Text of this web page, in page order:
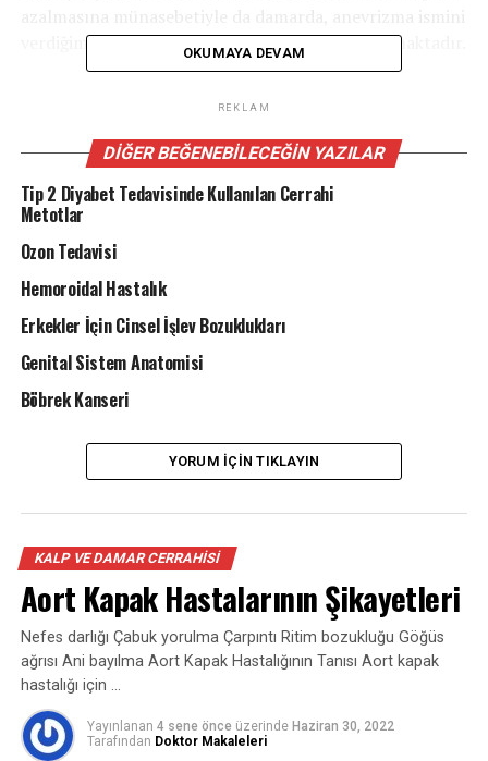
verdiğimiz, genişlemenin yaşanmasına sebep olmaktadır.
noktalarda genişleme ve bu genişlemeye bağlı olarak
balonlaşma meydana gelmesidir. Aort içinde
pompalanan kanın sebep olduğu basınç, zayıflayan
damar duvarının bir balon üzere dışarıya hakikat
genişlemesine sebep olmaktadır.
gelebilmektedir. Meydana geldiği yer, anevrizmanın
tipini belirlemektedir.
Aort Anevrizması Çeşitleri Nelerdir?
cinslere ayrılmakta ve isim almaktadır. Bu bakımdan 2
tıp anevrizma vardır;
-Abdominal Aort Anevrizmaları; Aort damarının karın
bölgesinde genişlemesi anlaşılır. En yaygın görülen aort
anevrizma çeşididir.
-Torasik Aort Anevrizmaları; aort damarının göğüs
içindeki kısımda meydan gelmektedir. Torasik aort
anevrizması, aortun kökünde, çıkan aortta, göğüs içinde
aortun büküldüğü kısımda ya da inen aortta ortaya
çıkabilmektedir.
OKUMAYA DEVAM
REKLAM
DIĞER BEĞENEBILECEĞIN YAZILAR
Tip 2 Diyabet Tedavisinde Kullanılan Cerrahi
Metotlar
Ozon Tedavisi
Hemoroidal Hastalık
Erkekler İçin Cinsel İşlev Bozuklukları
Genital Sistem Anatomisi
Böbrek Kanseri
YORUM İÇIN TIKLAYIN
KALP VE DAMAR CERRAHISI
Aort Kapak Hastalarının Şikayetleri
Nefes darlığı Çabuk yorulma Çarpıntı Ritim bozukluğu Göğüs
ağrısı Ani bayılma Aort Kapak Hastalığının Tanısı Aort kapak
hastalığı için …
Yayınlanan 4 sene önce üzerinde Haziran 30, 2022
Tarafından Doktor Makaleleri